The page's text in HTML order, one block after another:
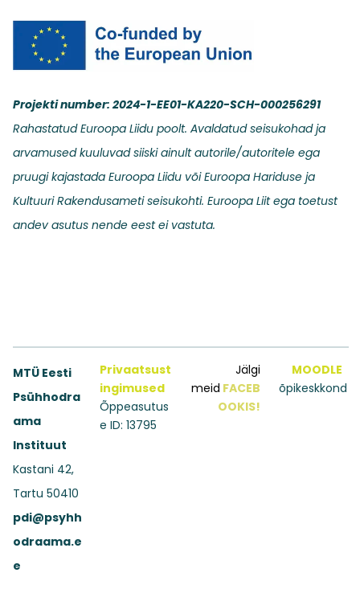
Projekti number: 2024-1-EE01-KA220-SCH-000256291
Rahastatud Euroopa Liidu poolt. Avaldatud seisukohad ja
arvamused kuuluvad siiski ainult autorile/autoritele ega
pruugi kajastada Euroopa Liidu või Euroopa Hariduse ja
Kultuuri Rakendusameti seisukohti. Euroopa Liit ega toetust
andev asutus nende eest ei vastuta.
MTÜ Eesti
Psühhodra
ama
Instituut
Kastani 42,
Tartu 50410
pdi@psyhh
odraama.e
e
Privaatsust
ingimused
Õppeasutus
e ID: 13795
Jälgi
meid FACEB
OOKIS!
MOODLE
õpikeskkond